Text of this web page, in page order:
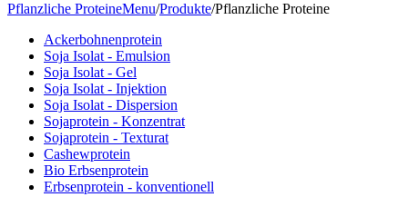
Pflanzliche ProteineMenu/Produkte/Pflanzliche Proteine
Ackerbohnenprotein
Soja Isolat - Emulsion
Soja Isolat - Gel
Soja Isolat - Injektion
Soja Isolat - Dispersion
Sojaprotein - Konzentrat
Sojaprotein - Texturat
Cashewprotein
Bio Erbsenprotein
Erbsenprotein - konventionell